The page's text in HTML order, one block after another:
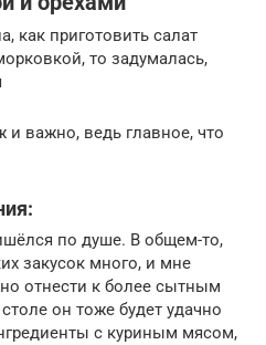
как приготовить салат
то задумалась,
и важно, ведь главное, что
по душе. В общем-то,
закусок много, и мне
отнести к более сытным
он тоже будет удачно
с куриным мясом,